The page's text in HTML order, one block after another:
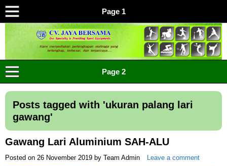
Page 1
CV JAYA BERSAMA Co Id
Menyediakan Semua Perlengkapan Olahraga Yang
Page 2
Posts tagged with 'ukuran palang lari
gawang'
Gawang Lari Aluminium SAH-ALU
Posted on 26 November 2019 by Team Admin Leave a comment